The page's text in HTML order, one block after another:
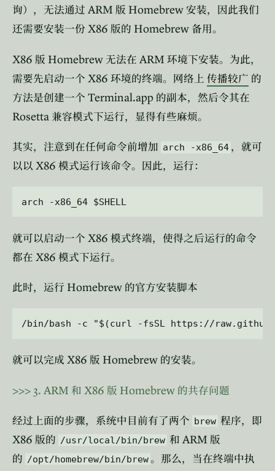
询），无法通过 ARM 版 Homebrew 安装，因此我们
还需要安装一份 X86版的 Homebrew备用。
X86 版 Homebrew 无法在 ARM 环境下安装。为此，
需要先启动一个 X86环境的终端。网络上 传播较广 的
方法是创建一个 Terminal.app 的副本，然后令其在
Rosetta 兼容模式下运行，显得有些麻烦。
其实，注意到在任何命令前增加 arch -x86_64 ，就可
以以 X86模式运行该命令。因此，运行：
就可以启动一个 X86模式终端，使得之后运行的命令
都在 X86模式下运行。
此时，运行 Homebrew 的官方安装脚本
就可以完成 X86 版 Homebrew 的安装。
>>> 3. ARM 和 X86 版 Homebrew 的共存问题
经过上面的步骤，系统中目前有了两个 brew 程序，即
X86 版的 /usr/local/bin/brew 和 ARM 版
的 /opt/homebrew/bin/brew。那么，当在终端中执